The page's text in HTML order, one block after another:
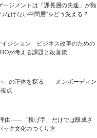
ージメントは「課長層の失速」が顕
げない中間層”をどう変える？
イジション ビジネス改革のための
が考える課題と改善策
」の正体を探る——オンボーディン
点
由——「投げ手」だけでは醸成さ
ック文化のつくり方